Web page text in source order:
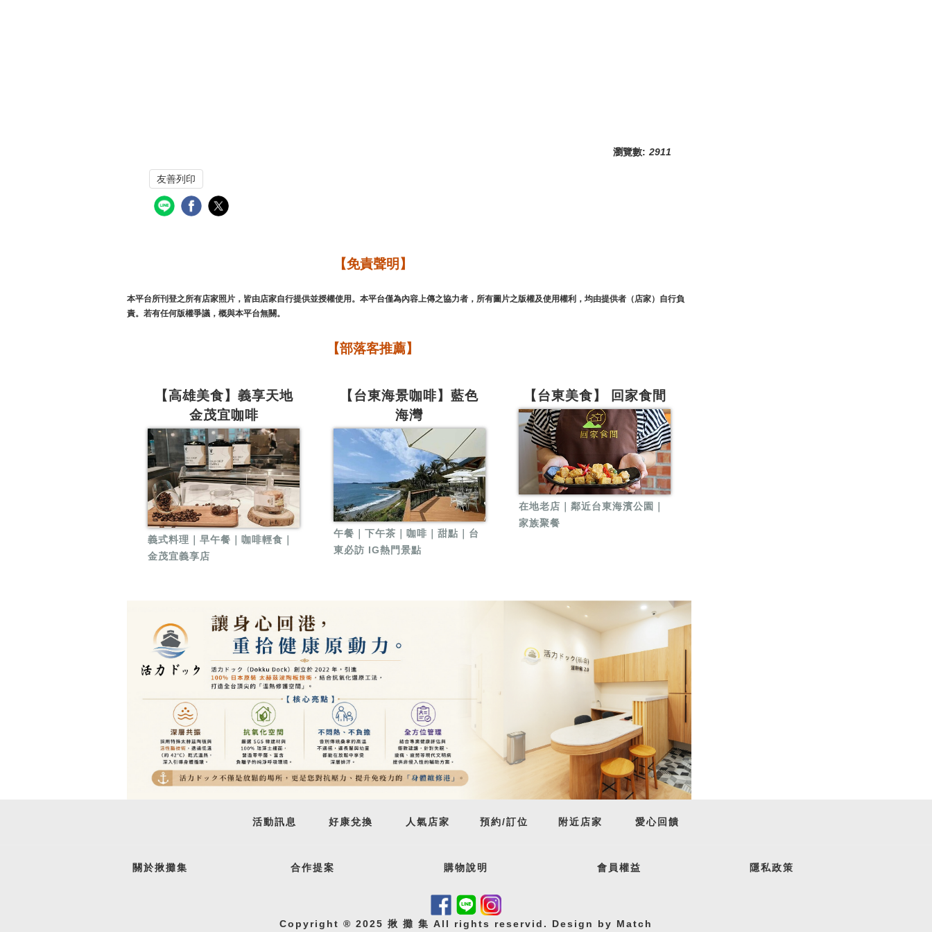
瀏覽數: 2911
友善列印
【免責聲明】
本平台所刊登之所有店家照片，皆由店家自行提供並授權使用。本平台僅為內容上傳之協力者，所有圖片之版權及使用權利，均由提供者（店家）自行負
責。若有任何版權爭議，概與本平台無關。
【部落客推薦】
【高雄美食】義享天地
金茂宜咖啡
義式料理｜早午餐｜咖啡輕食｜
金茂宜義享店
【台東海景咖啡】藍色
海灣
午餐｜下午茶｜咖啡｜甜點｜台
東必訪 IG熱門景點
【台東美食】 回家食間
在地老店｜鄰近台東海濱公園｜
家族聚餐
活動訊息 好康兌換 人氣店家 預約/訂位 附近店家 愛心回饋
關於揪攤集 合作提案 購物說明 會員權益 隱私政策
Copyright ® 2025 揪 攤 集 All rights reservid. Design by Match